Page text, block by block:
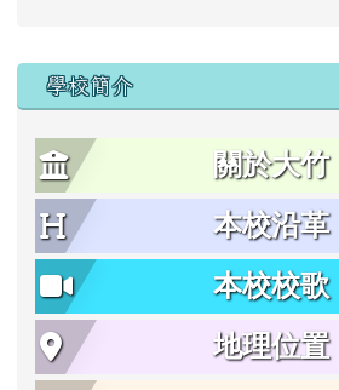
學校簡介
關於大竹
本校沿革
本校校歌
地理位置